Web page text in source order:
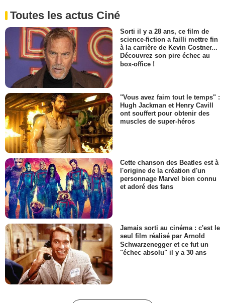
Toutes les actus Ciné
Sorti il y a 28 ans, ce film de
science-fiction a failli mettre fin
à la carrière de Kevin Costner...
Découvrez son pire échec au
box-office !
"Vous avez faim tout le temps" :
Hugh Jackman et Henry Cavill
ont souffert pour obtenir des
muscles de super-héros
Cette chanson des Beatles est à
l'origine de la création d'un
personnage Marvel bien connu
et adoré des fans
Jamais sorti au cinéma : c'est le
seul film réalisé par Arnold
Schwarzenegger et ce fut un
"échec absolu" il y a 30 ans